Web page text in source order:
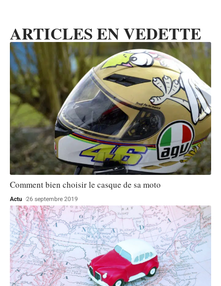
ARTICLES EN VEDETTE
Comment bien choisir le casque de sa moto
Actu 26 septembre 2019